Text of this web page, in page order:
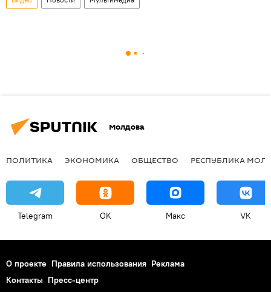
Молдова
ПОЛИТИКА ЭКОНОМИКА ОБЩЕСТВО РЕСПУБЛИКА
Telegram OK Макс VK
О проекте Правила использования Реклама
Контакты Пресс-центр